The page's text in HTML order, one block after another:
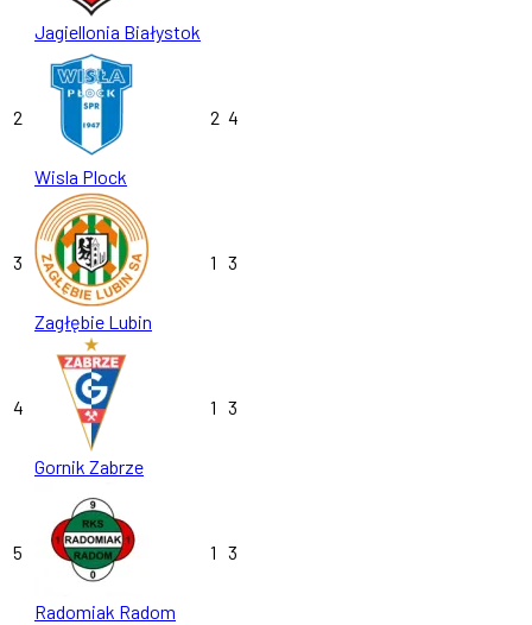
Jagiellonia Białystok
2
Wisla Plock
2 4
3
Zagłębie Lubin
1 3
4
Gornik Zabrze
1 3
5
Radomiak Radom
1 3